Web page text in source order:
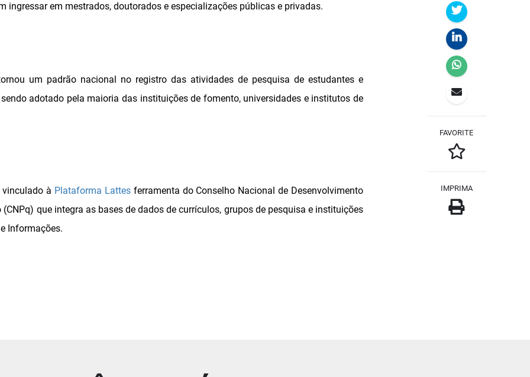
ingressar em mestrados, doutorados e especializações públicas e privadas.
um padrão nacional no registro das atividades de pesquisa de estudantes e
adotado pela maioria das instituições de fomento, universidades e institutos de
vinculado à Plataforma Lattesferramenta do Conselho Nacional de Desenvolvimento
que integra as bases de dados de currículos, grupos de pesquisa e instituições
Informações.
FAVORITE
IMPRIMA